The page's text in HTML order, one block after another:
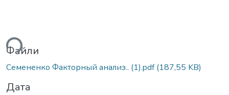
Файли
Семененко Факторный анализ.. (1).pdf(187,55 KB)
Дата